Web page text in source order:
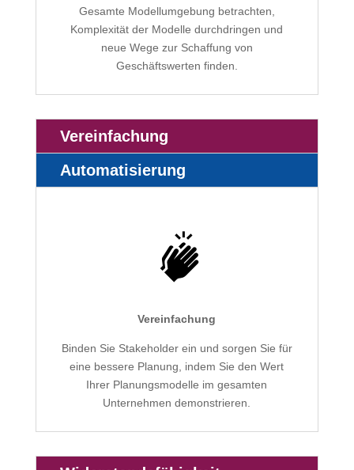
Gesamte Modellumgebung betrachten,
Komplexität der Modelle durchdringen und
neue Wege zur Schaffung von
Geschäftswerten finden.
Vereinfachung
Automatisierung
Vereinfachung
Binden Sie Stakeholder ein und sorgen Sie für
eine bessere Planung, indem Sie den Wert
Ihrer Planungsmodelle im gesamten
Unternehmen demonstrieren.